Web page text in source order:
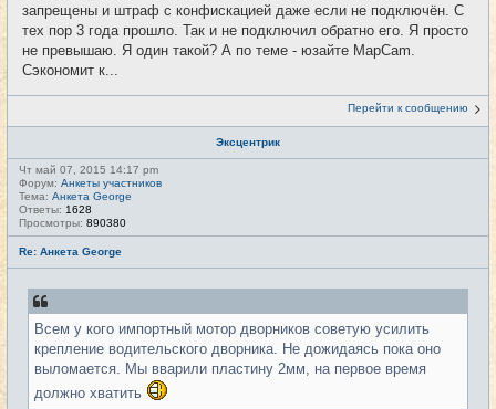
запрещены и штраф с конфискацией даже если не подключён. С
тех пор 3 года прошло. Так и не подключил обратно его. Я просто
не превышаю. Я один такой? А по теме - юзайте MapCam.
Сэкономит к...
Перейти к сообщению
Эксцентрик
Чт май 07, 2015 14:17 pm
Форум: Анкеты участников
Тема: Анкета George
Ответы: 1628
Просмотры: 890380
Re: Анкета George
Всем у кого импортный мотор дворников советую усилить
крепление водительского дворника. Не дожидаясь пока оно
выломается. Мы вварили пластину 2мм, на первое время
должно хватить